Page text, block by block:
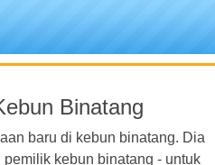
Binatang
baru di kebun binatang. Dia
kebun binatang - untuk